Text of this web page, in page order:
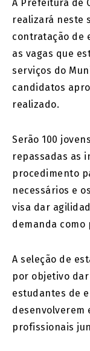
A Prefeitura de
realizará neste
contratação de
as vagas que
serviços do
candidatos
realizado.
Serão 100
repassadas as
procedimento
necessários e
visa dar
demanda como
A seleção de
por objetivo
estudantes de
desenvolverem
profissionais